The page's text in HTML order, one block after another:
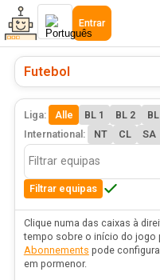
Entrar
Futebol
Liga: Alle BL 1 BL 2
International:
NT CL SA
Filtrar equipas
Clique numa das caixas à
tempo sobre o início do jogo
Abonnements pode
em pormenor.